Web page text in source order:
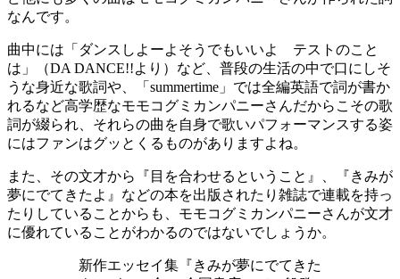
なんです。
曲中には「ダンスしよーよそうでもいいよ テストのこと
は」（DA DANCE!!より）など、普段の生活の中で口にしそ
うな身近な歌詞や、「summertime」では全編英語で詞が書か
れるなど高学歴なモモコグミカンパニーさんだからこその歌
詞が綴られ、それらの曲を自身で歌いパフォーマンスする姿
にはファンはグッとくるものがありますよね。
また、その文才から『目を合わせるということ』、『きみが
夢にでてきたよ』などの本を出版されたり雑誌で連載を持っ
たりしていることからも、モモコグミカンパニーさんが文才
に優れていることがわかるのではないでしょうか。
新作エッセイ集『きみが夢にでてきた